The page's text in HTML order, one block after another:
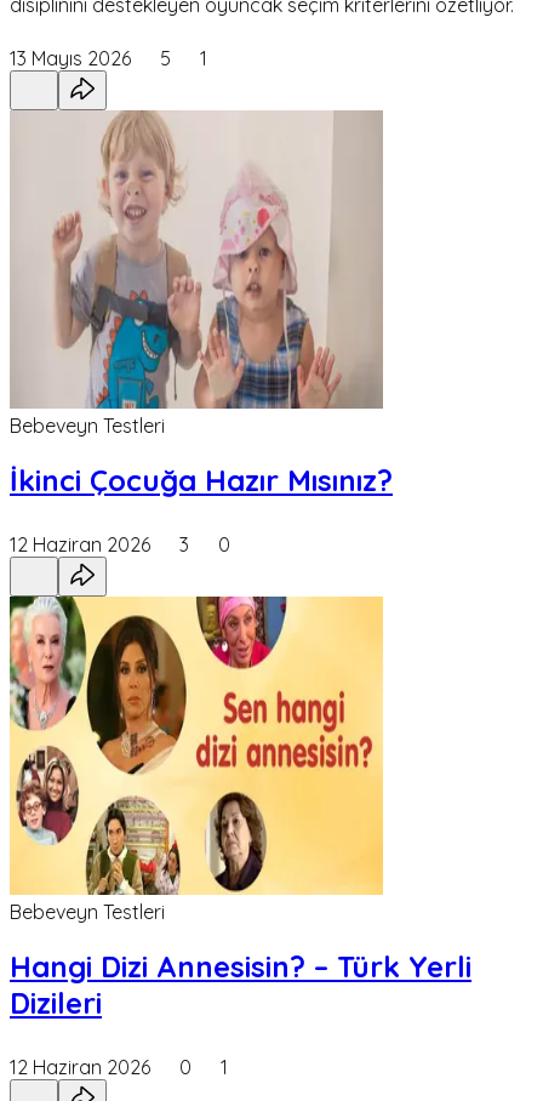
disiplinini destekleyen oyuncak seçim kriterlerini özetliyor.
13 Mayıs 2026 5 1
Bebeveyn Testleri
İkinci Çocuğa Hazır Mısınız?
12 Haziran 2026 3 0
Bebeveyn Testleri
Hangi Dizi Annesisin? – Türk Yerli
Dizileri
12 Haziran 2026 0 1